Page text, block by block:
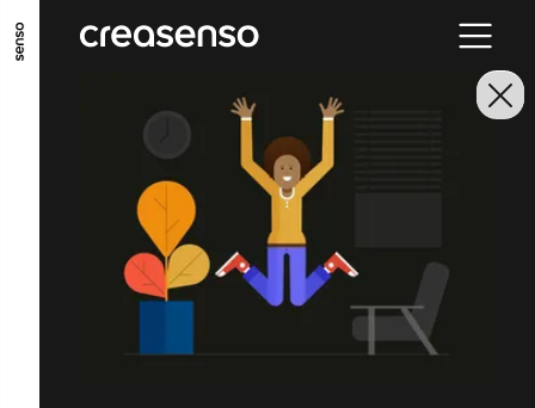
ALLER AU CONTENU PRINCIPAL
ALLER EN BAS DE PAGE